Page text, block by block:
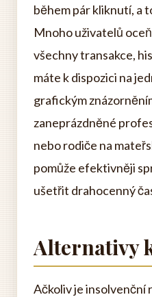
během pár kliknutí, a
Mnoho uživatelů
všechny transakce,
máte k dispozici na
grafickým
zaneprázdněné
nebo rodiče na
pomůže efektivněji
ušetřit drahocenný
Alternativy
Ačkoliv je insolvenční